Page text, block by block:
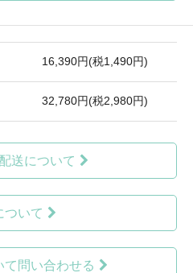
16,390円(税1,490円)
32,780円(税2,980円)
送について
ついて
て問い合わせる